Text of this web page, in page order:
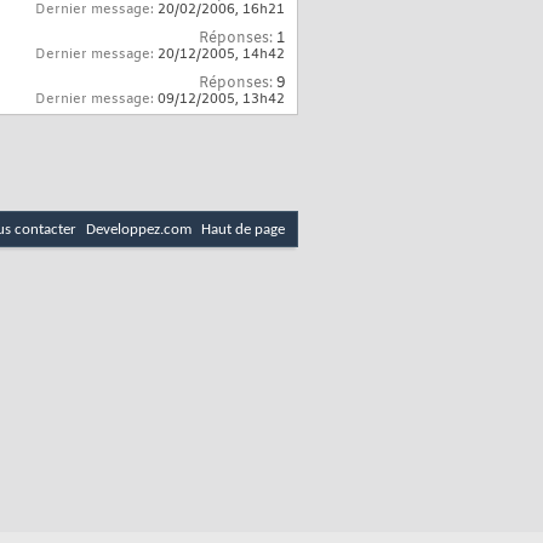
Dernier message: 20/02/2006, 16h21
Réponses: 1
Dernier message: 20/12/2005, 14h42
Réponses:9
Dernier message: 09/12/2005, 13h42
contacter Developpez.com Haut de page